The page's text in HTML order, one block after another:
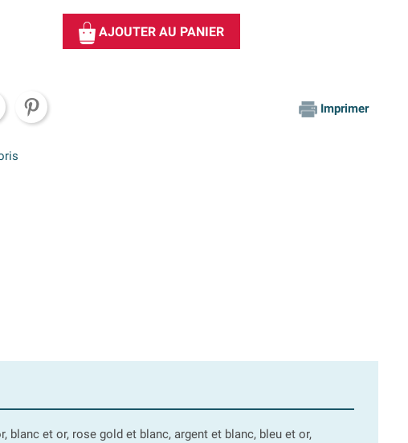
AJOUTER AU PANIER
Imprimer
blanc et or, rose gold et blanc, argent et blanc, bleu et or,